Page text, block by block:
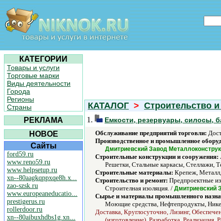
КАТЕГОРИИ
Товары и услуги
Торговые марки
Виды деятельности
Города
Регионы
Страны
РЕКЛАМА
НОВОЕ
Сайты
ford59.ru
www.reno59.ru
www.helpsetup.ru
xn--80aagkqppxqe8h.x...
zao-szsk.ru
www.europeaneducatio...
prestigerus.ru
rollerdoor.ru
xn--80aibuxhdbs1g.xn...
КАТАЛОГ > Строительство
1. Емкости, резервуары, силосы,
Обслуживание предприятий торговли:
Производственное и промышленное
Дмитриевский Завод
Строительные конструкции и сооружения:
Решетки, Стальные каркасы, Стеллажи,
Строительные материалы: Крепеж,
Строительство и ремонт: Предпроектные
Строителная изоляция. / Дмитриевский
Сырье и материалы промышленного
Моющие средства, Нефтепродукты,
Доставка, Круглосуточно, Лизинг,